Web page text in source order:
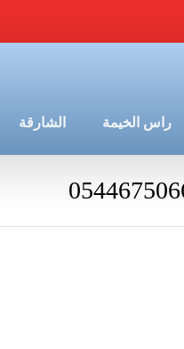
راس الخيمة الشارقة